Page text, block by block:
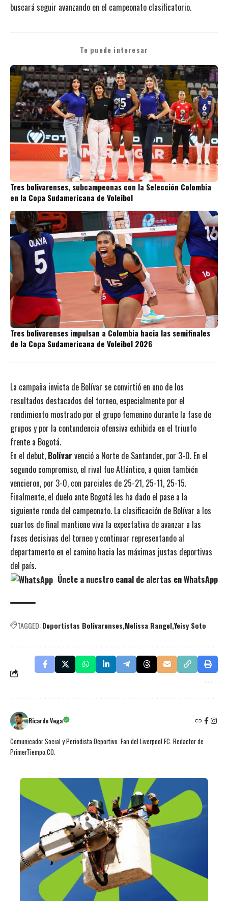
buscará seguir avanzando en el campeonato clasificatorio.
Te puede interesar
Tres bolivarenses, subcampeonas con la Selección Colombia
en la Copa Sudamericana de Voleibol
Tres bolivarenses impulsan a Colombia hacia las semifinales
de la Copa Sudamericana de Voleibol 2026
La campaña invicta de Bolívar se convirtió en uno de los
resultados destacados del torneo, especialmente por el
rendimiento mostrado por el grupo femenino durante la fase de
grupos y por la contundencia ofensiva exhibida en el triunfo
frente a Bogotá.
En el debut, Bolívar venció a Norte de Santander, por 3-0. En el
segundo compromiso, el rival fue Atlántico, a quien también
vencieron, por 3-0, con parciales de 25-21, 25-11, 25-15.
Finalmente, el duelo ante Bogotá les ha dado el pase a la
siguiente ronda del campeonato. La clasificación de Bolívar a los
cuartos de final mantiene viva la expectativa de avanzar a las
fases decisivas del torneo y continuar representando al
departamento en el camino hacia las máximas justas deportivas
del país.
Únete a nuestro canal de alertas en WhatsApp
TAGGED:Deportistas Bolivarenses Melissa RangelYeisy Soto
Ricardo Vega
Comunicador Social y Periodista Deportivo. Fan del Liverpool FC. Redactor de
PrimerTiempo.CO.